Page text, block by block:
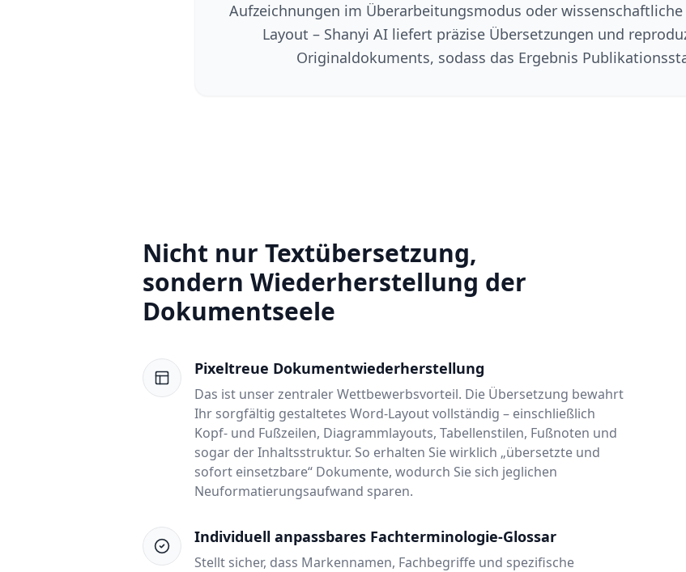
Aufzeichnungen im Überarbeitungsmodus oder
Layout – Shanyi AI liefert präzise Übersetzungen und
Originaldokuments, sodass das Ergebnis
Nicht nur Textübersetzung,
sondern Wiederherstellung der
Dokumentseele
Pixeltreue Dokumentwiederherstellung
Das ist unser zentraler Wettbewerbsvorteil. Die Übersetzung bewahrt
Ihr sorgfältig gestaltetes Word-Layout vollständig – einschließlich
Kopf- und Fußzeilen, Diagrammlayouts, Tabellenstilen, Fußnoten und
sogar der Inhaltsstruktur. So erhalten Sie wirklich „übersetzte und
sofort einsetzbare“ Dokumente, wodurch Sie sich jeglichen
Neuformatierungsaufwand sparen.
Individuell anpassbares Fachterminologie-Glossar
Stellt sicher, dass Markennamen, Fachbegriffe und spezifische